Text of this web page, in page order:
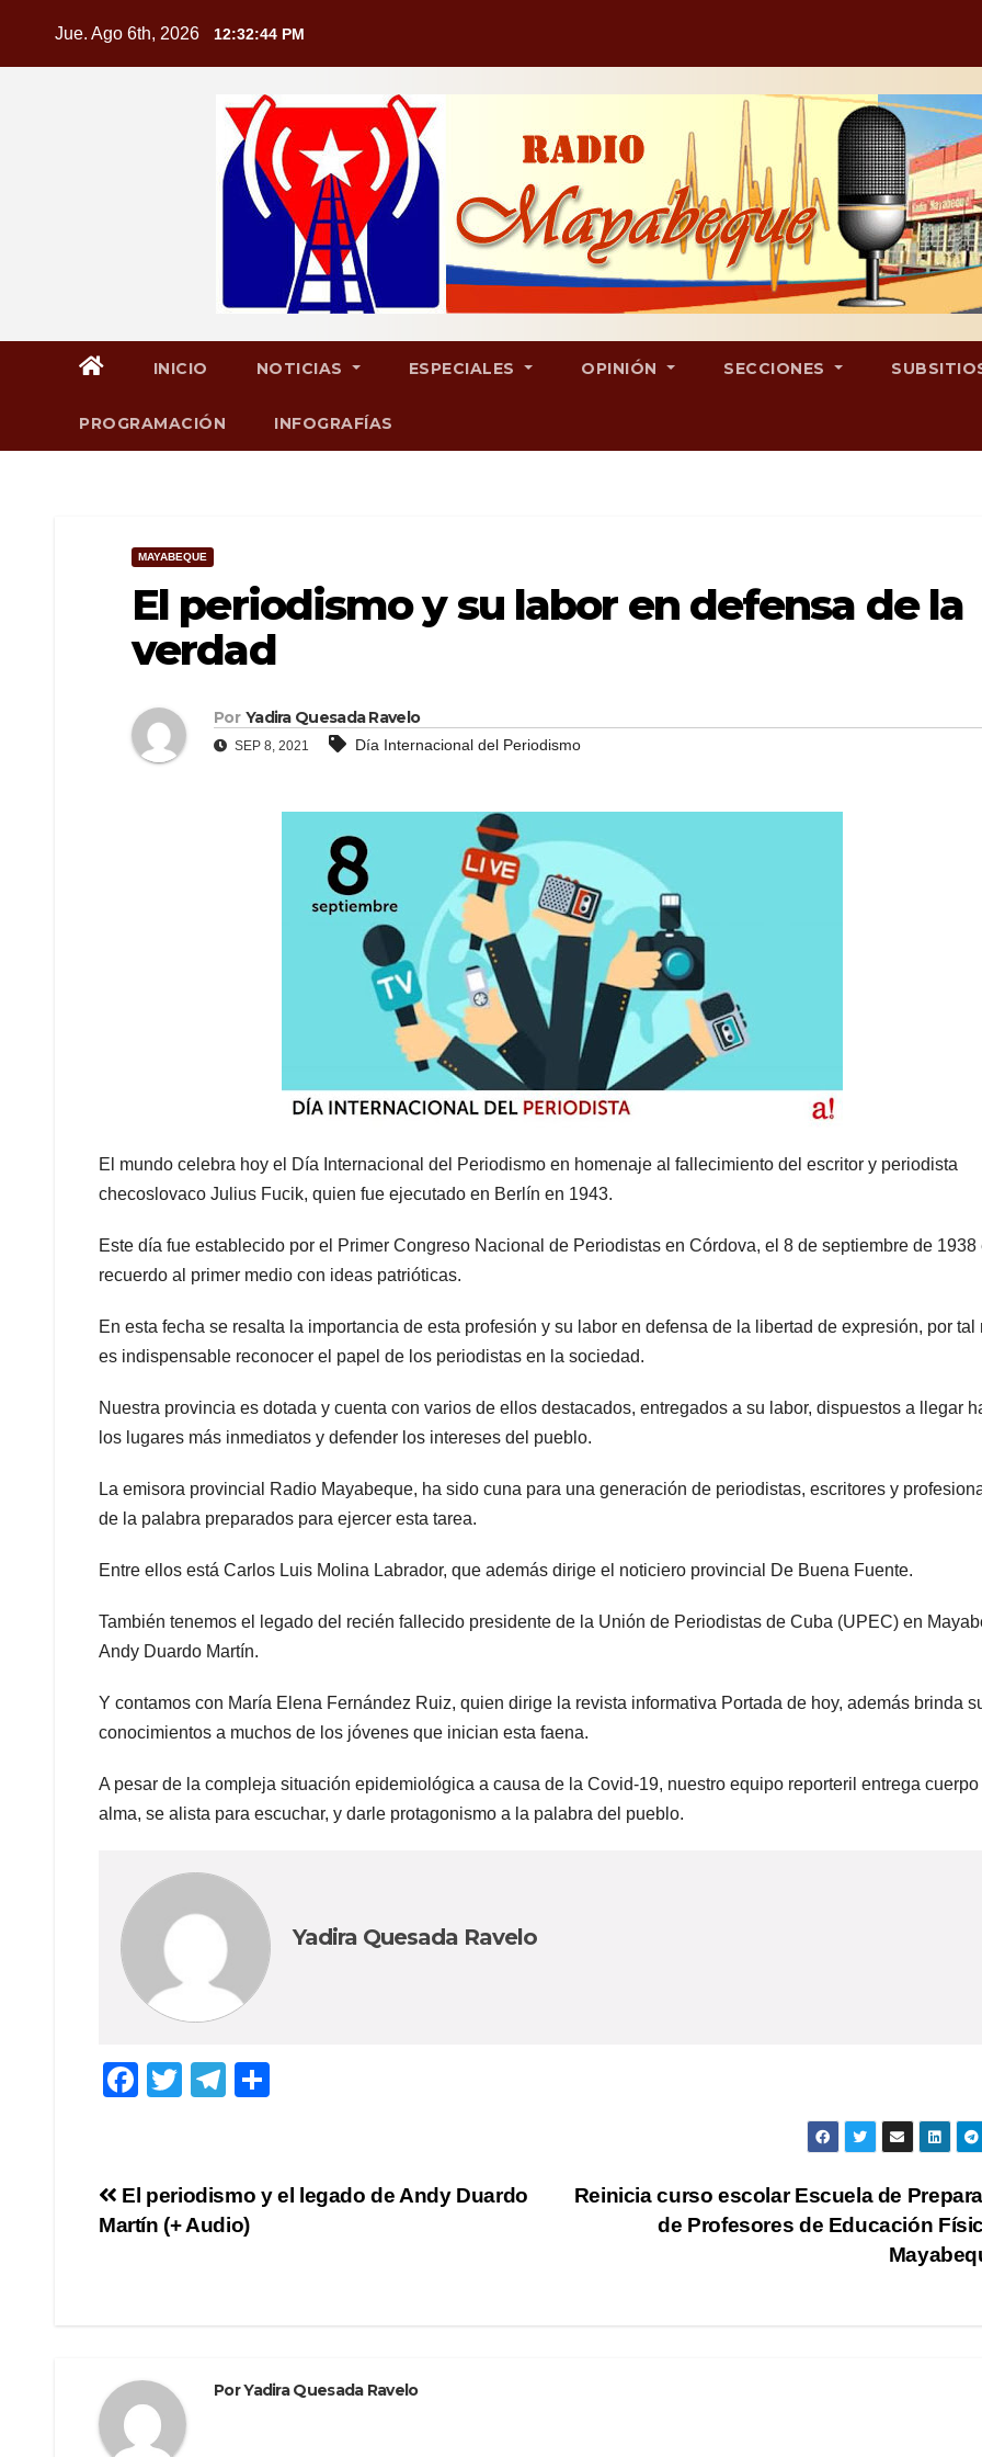
Jue. Ago 6th, 2026 12:32:45 PM
INICIO NOTICIAS ESPECIALES OPINIÓN SECCIONES
PROGRAMACIÓN INFOGRAFÍAS
MAYABEQUE
El periodismo y su labor en defensa de la
verdad
Por Yadira Quesada Ravelo
SEP 8, 2021 Día Internacional del Periodismo
El mundo celebra hoy el Día Internacional del Periodismo en homenaje al fallecimiento del escritor y periodista
checoslovaco Julius Fucik, quien fue ejecutado en Berlín en 1943.
Este día fue establecido por el Primer Congreso Nacional de Periodistas en Córdova, el 8 de septiembre de 1938
recuerdo al primer medio con ideas patrióticas.
En esta fecha se resalta la importancia de esta profesión y su labor en defensa de la libertad de expresión, por tal
es indispensable reconocer el papel de los periodistas en la sociedad.
Nuestra provincia es dotada y cuenta con varios de ellos destacados, entregados a su labor, dispuestos a llegar
los lugares más inmediatos y defender los intereses del pueblo.
La emisora provincial Radio Mayabeque, ha sido cuna para una generación de periodistas, escritores y
de la palabra preparados para ejercer esta tarea.
Entre ellos está Carlos Luis Molina Labrador, que además dirige el noticiero provincial De Buena Fuente.
También tenemos el legado del recién fallecido presidente de la Unión de Periodistas de Cuba (UPEC) en
Andy Duardo Martín.
Y contamos con María Elena Fernández Ruiz, quien dirige la revista informativa Portada de hoy, además brinda
conocimientos a muchos de los jóvenes que inician esta faena.
A pesar de la compleja situación epidemiológica a causa de la Covid-19, nuestro equipo reporteril entrega cuerpo
alma, se alista para escuchar, y darle protagonismo a la palabra del pueblo.
Yadira Quesada Ravelo
F
e
b
T
er
T
gr
a
p
Navegación
Reinicia curso escolar Escuela de
de Profesores de Educación
El periodismo y el legado de Andy Duardo
Martín (+ Audio)
PorYadira Quesada Ravelo